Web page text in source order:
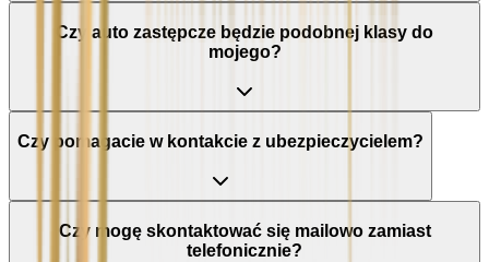
Czy auto zastępcze będzie podobnej klasy do
mojego?
Czy pomagacie w kontakcie z ubezpieczycielem?
Czy mogę skontaktować się mailowo zamiast
telefonicznie?